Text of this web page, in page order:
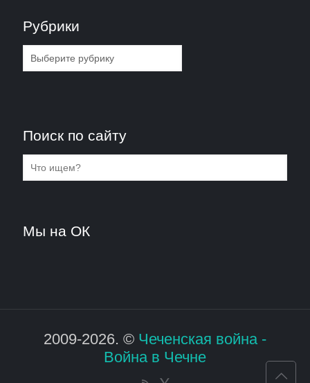
Рубрики
Рубрики
Поиск по сайту
Мы на ОК
2009-2026. © Чеченская война -
Война в Чечне